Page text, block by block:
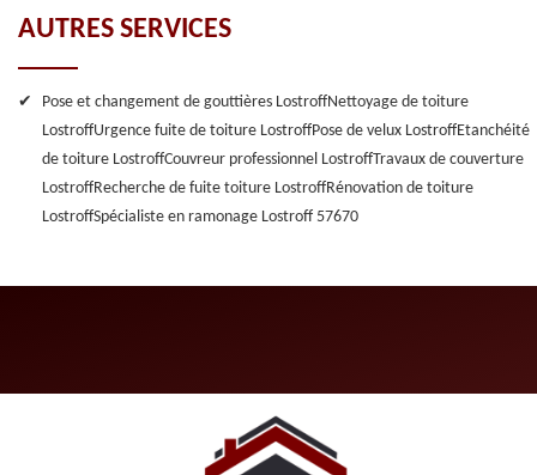
AUTRES SERVICES
Pose et changement de gouttières LostroffNettoyage de toiture
LostroffUrgence fuite de toiture LostroffPose de velux LostroffEtanchéité
de toiture LostroffCouvreur professionnel LostroffTravaux de couverture
LostroffRecherche de fuite toiture LostroffRénovation de toiture
LostroffSpécialiste en ramonage Lostroff 57670